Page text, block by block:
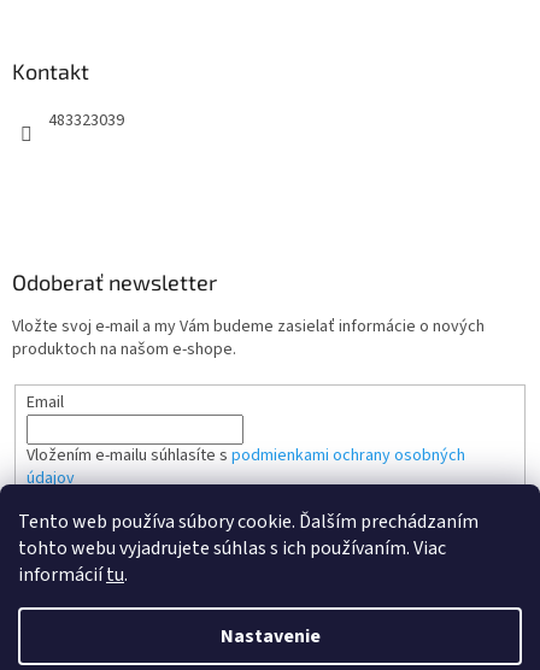
Tento web používa súbory cookie. Ďalším prechádzaním
tohto webu vyjadrujete súhlas s ich používaním. Viac
informáciítu.
Nastavenie
Kontakt
483323039
Odoberať newsletter
Vložte svoj e-mail a my Vám budeme zasielať informácie o nových
produktoch na našom e-shope.
Email
Vložením e-mailu súhlasíte s podmienkami ochrany osobných
údajov
PRIHLÁSIŤ SA
Vytvoril Shoptet